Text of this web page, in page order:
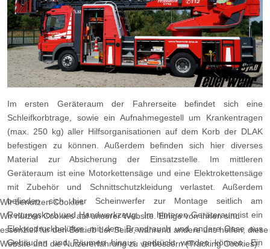
Im ersten Geräteraum der Fahrerseite befindet sich eine
Schleifkorbtrage, sowie ein Aufnahmegestell um Krankentragen
(max. 250 kg) aller Hilfsorganisationen auf dem Korb der DLAK
befestigen zu können. Außerdem befinden sich hier diverses
Material zur Absicherung der Einsatzstelle. Im mittleren
Geräteraum ist eine Motorkettensäge und eine Elektrokettensäge
mit Zubehör und Schnittschutzkleidung verlastet. Außerdem
befinden sich hier Scheinwerfer zur Montage seitlich am
Rettungskorb und Handwerkzeug. Im hinteren Geräteraum ist ein
Elektrodruckbelüfter, mit dem Brandrauch und andere Gase aus
Gebäuden und Räumen hinaus gedrückt werden können. Ein
Wir benutzen Cookies
Wir nutzen Cookies auf unserer Website. Einige von ihnen sind
essenziell für den Betrieb der Seite, während andere uns helfen, diese
Website und die Nutzererfahrung zu verbessern (Tracking Cookies).